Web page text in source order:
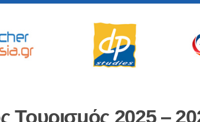
Τουρισμός 2025 –